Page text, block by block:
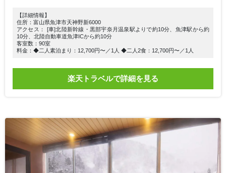
【詳細情報】
住所：富山県魚津市天神野新6000
アクセス： [車]北陸新幹線・黒部宇奈月温泉駅よりで約10分、魚津駅から約
10分、北陸自動車道魚津ICから約10分
客室数：90室
料金：◆二人素泊まり：12,700円〜／1人 ◆二人2食：12,700円〜／1人
楽天トラベルで詳細を見る